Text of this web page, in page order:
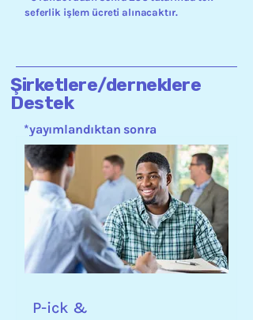
seferlik işlem ücreti alınacaktır.
Şirketlere/derneklere
Destek
*yayımlandıktan sonra
P-ick &